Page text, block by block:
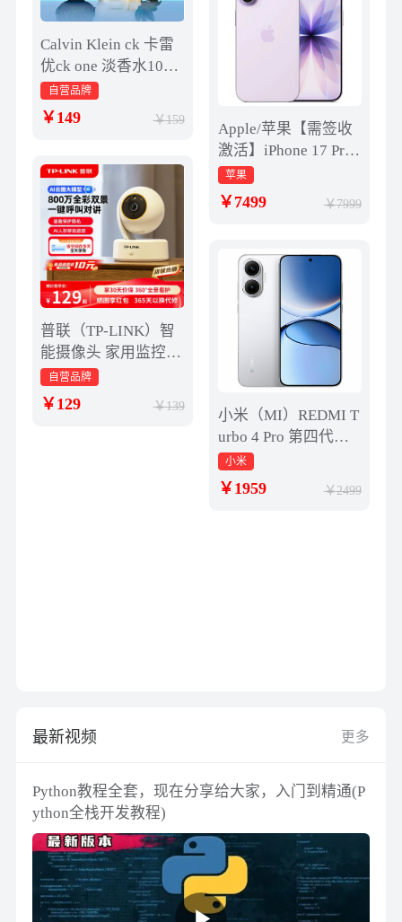
Calvin Klein ck 卡雷
优ck one 淡香水100m
l 清新柑橘调
自营品牌
149 159
普联（TP-LINK）智
能摄像头 家用监控器
360度夜视全景 无线
网络手机远程可对话
宝宝宠物室内安防监
自营品牌
129 139
Apple/苹果【需签收
激活】iPhone 17 Pro
256GB 银色 支持移动
联通电信5G 双卡双
苹果
7499 7999
小米（MI）REDMI T
urbo 4 Pro 第四代骁
龙8s 7550mAh长续航
16GB+512GB 白色 小
小米
1959 2499
最新视频 更多
Python教程全套，现在分享给大家，入门到精通(P
ython全栈开发教程)